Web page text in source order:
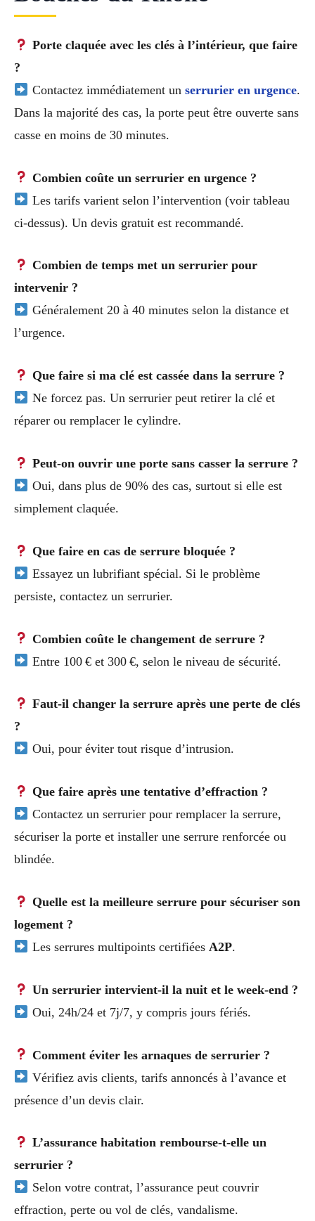
Porte claquée avec les clés à l’intérieur, que faire
?
Contactez immédiatement un serrurier en urgence.
Dans la majorité des cas, la porte peut être ouverte sans
casse en moins de 30 minutes.
Combien coûte un serrurier en urgence ?
Les tarifs varient selon l’intervention (voir tableau
ci-dessus). Un devis gratuit est recommandé.
Combien de temps met un serrurier pour
intervenir ?
Généralement 20 à 40 minutes selon la distance et
l’urgence.
Que faire si ma clé est cassée dans la serrure ?
Ne forcez pas. Un serrurier peut retirer la clé et
réparer ou remplacer le cylindre.
Peut-on ouvrir une porte sans casser la serrure ?
Oui, dans plus de 90% des cas, surtout si elle est
simplement claquée.
Que faire en cas de serrure bloquée ?
Essayez un lubrifiant spécial. Si le problème
persiste, contactez un serrurier.
Combien coûte le changement de serrure ?
Entre 100 € et 300 €, selon le niveau de sécurité.
Faut-il changer la serrure après une perte de clés
?
Oui, pour éviter tout risque d’intrusion.
Que faire après une tentative d’effraction ?
Contactez un serrurier pour remplacer la serrure,
sécuriser la porte et installer une serrure renforcée ou
blindée.
Quelle est la meilleure serrure pour sécuriser son
logement ?
Les serrures multipoints certifiées A2P.
Un serrurier intervient-il la nuit et le week-end ?
Oui, 24h/24 et 7j/7, y compris jours fériés.
Comment éviter les arnaques de serrurier ?
Vérifiez avis clients, tarifs annoncés à l’avance et
présence d’un devis clair.
L’assurance habitation rembourse-t-elle un
serrurier ?
Selon votre contrat, l’assurance peut couvrir
effraction, perte ou vol de clés, vandalisme.